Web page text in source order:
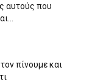
αυτούς που
πίνουμε και